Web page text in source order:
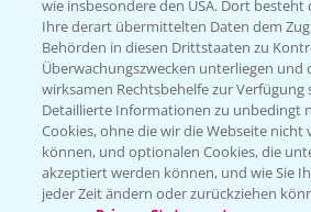
T.+49 (0)214/30-20220
wie insbesondere den USA. Dort besteht
Ihre derart übermittelten Daten dem
Behörden in diesen Drittstaaten zu
Überwachungszwecken unterliegen und
wirksamen Rechtsbehelfe zur Verfügung
Detaillierte Informationen zu unbedingt
Cookies, ohne die wir die Webseite nicht
können, und optionalen Cookies, die
akzeptiert werden können, und wie Sie
jeder Zeit ändern oder zurückziehen